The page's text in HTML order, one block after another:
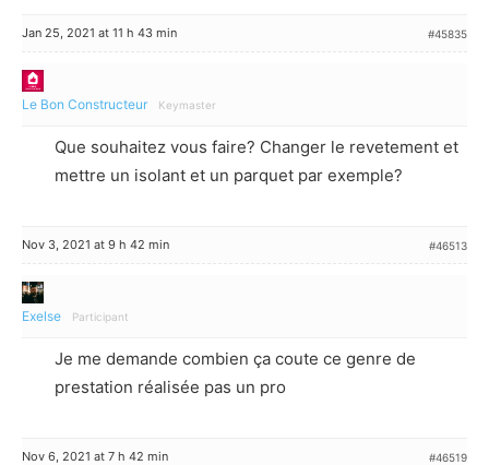
Jan 25, 2021 at 11 h 43 min #45835
Le Bon Constructeur Keymaster
Que souhaitez vous faire? Changer le revetement et
mettre un isolant et un parquet par exemple?
Nov 3, 2021 at 9 h 42 min #46513
Exelse Participant
Je me demande combien ça coute ce genre de
prestation réalisée pas un pro
Nov 6, 2021 at 7 h 42 min #46519